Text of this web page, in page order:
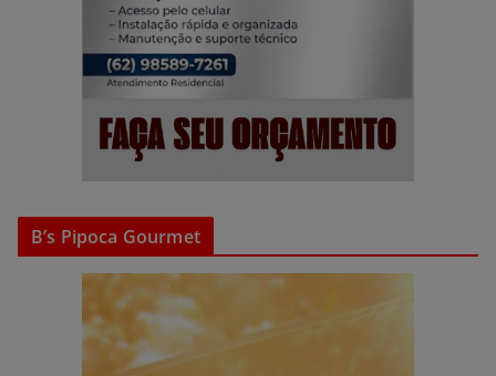
B’s Pipoca Gourmet